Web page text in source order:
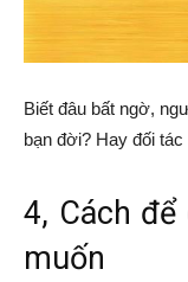
Biết đâu bất ngờ,
bạn đời? Hay đối
4, Cách
muốn